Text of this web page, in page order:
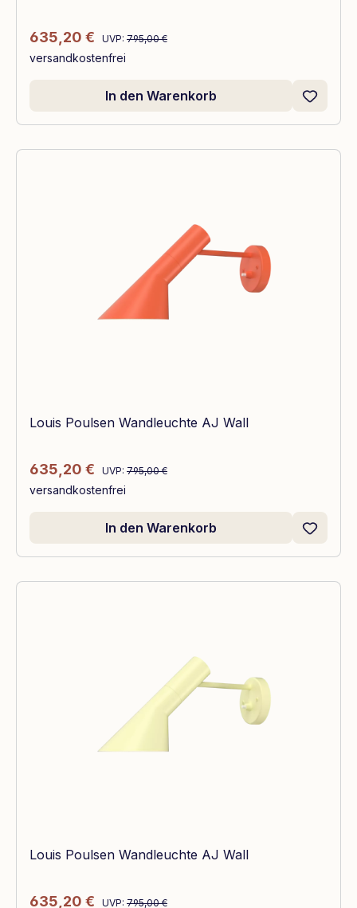
Verkaufspreis:
635,20 € Regulärer Preis:
UVP: 795,00 €
versandkostenfrei
In den Warenkorb
Louis Poulsen Wandleuchte AJ Wall
Verkaufspreis:
635,20 € Regulärer Preis:
UVP: 795,00 €
versandkostenfrei
In den Warenkorb
Louis Poulsen Wandleuchte AJ Wall
Verkaufspreis:
635,20 € Regulärer Preis:
UVP: 795,00 €